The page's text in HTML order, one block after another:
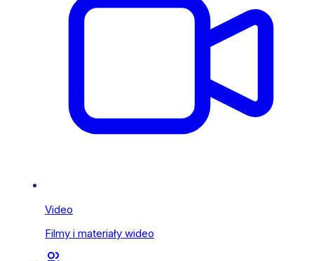
Video
Filmy i materiały wideo